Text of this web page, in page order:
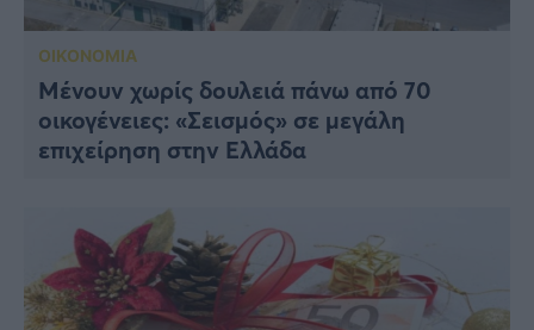
ΟΙΚΟΝΟΜΙΑ
Μένουν χωρίς δουλειά πάνω από 70
οικογένειες: «Σεισμός» σε μεγάλη
επιχείρηση στην Ελλάδα